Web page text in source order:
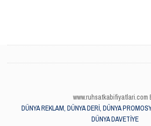
www.ruhsatkabifiyatlari.com
DÜNYA REKLAM, DÜNYA DERİ, DÜNYA
DÜNYA DAVETİYE